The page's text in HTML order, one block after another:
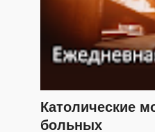
Католические
больных